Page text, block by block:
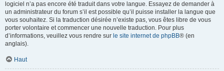
logiciel n’a pas encore été traduit dans votre langue. Essayez de demander à
un administrateur du forum s’il est possible qu’il puisse installer la langue que
vous souhaitez. Si la traduction désirée n’existe pas, vous êtes libre de vous
porter volontaire et commencer une nouvelle traduction. Pour plus
d’informations, veuillez vous rendre sur le site internet de phpBB® (en
anglais).
Haut